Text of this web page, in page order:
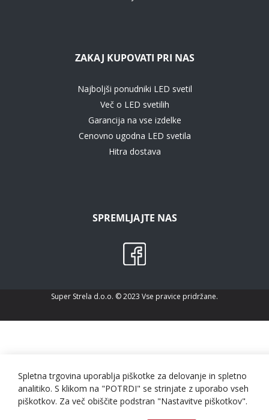
ZAKAJ KUPOVATI PRI NAS
Najboljši ponudniki LED svetil
Več o LED svetilih
Garancija na vse izdelke
Cenovno ugodna LED svetila
Hitra dostava
SPREMLJAJTE NAS
Super Strela d.o.o. © 2023 Vse pravice pridržane.
Spletna trgovina uporablja piškotke za delovanje in spletno
analitiko. S klikom na "POTRDI" se strinjate z uporabo vseh
piškotkov. Za več obiščite podstran "Nastavitve piškotkov".